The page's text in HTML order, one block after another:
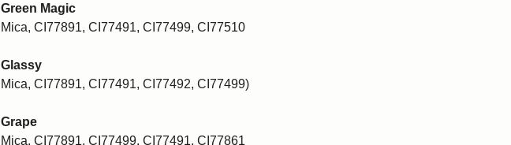
Green Magic
Mica, CI77891, CI77491, CI77499, CI77510
Glassy
Mica, CI77891, CI77491, CI77492, CI77499)
Grape
Mica, CI77891, CI77499, CI77491, CI77861